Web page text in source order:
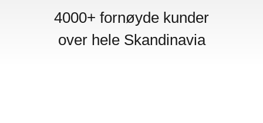
4000+ fornøyde kunder
over hele Skandinavia